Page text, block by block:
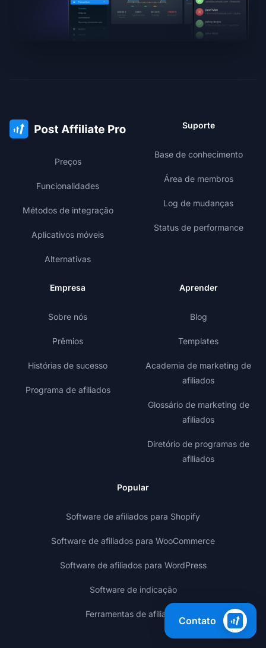
Preços
Funcionalidades
Métodos de integração
Aplicativos móveis
Alternativas
Suporte
Base de conhecimento
Área de membros
Log de mudanças
Status de performance
Empresa
Sobre nós
Prêmios
Histórias de sucesso
Programa de afiliados
Aprender
Blog
Templates
Academia de marketing de
afiliados
Glossário de marketing de
afiliados
Diretório de programas de
afiliados
Popular
Software de afiliados para Shopify
Software de afiliados para WooCommerce
Software de afiliados para WordPress
Software de indicação
Ferramentas de afiliados
Contato